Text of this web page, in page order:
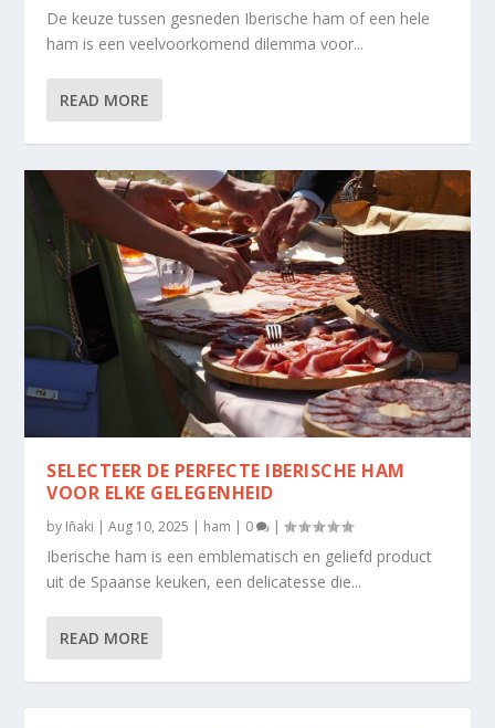
De keuze tussen gesneden Iberische ham of een hele
ham is een veelvoorkomend dilemma voor...
READ MORE
SELECTEER DE PERFECTE IBERISCHE HAM
VOOR ELKE GELEGENHEID
by Iñaki |Aug 10, 2025 | ham | 0 |
Iberische ham is een emblematisch en geliefd product
uit de Spaanse keuken, een delicatesse die...
READ MORE